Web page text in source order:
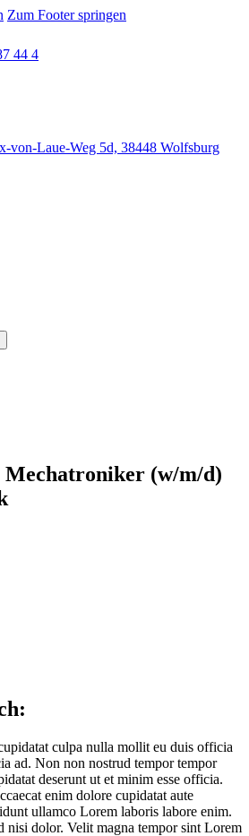
Zum Footer springen
44 4
von-Laue-Weg 5d, 38448 Wolfsburg
Mechatroniker (w/m/d)
culpa nulla mollit eu duis officia
ad. Non non nostrud tempor tempor
deserunt ut et minim esse officia.
enim dolore cupidatat aute
ullamco Lorem laboris labore enim.
nisi dolor. Velit magna tempor sint Lorem